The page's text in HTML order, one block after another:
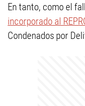
En tanto, como el
incorporado al
Condenados por